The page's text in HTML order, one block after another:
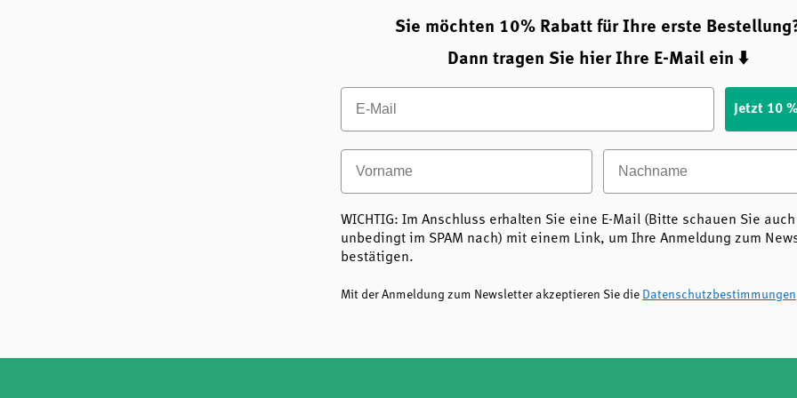
Sie möchten 10% Rabatt für Ihre erste
Dann tragen Sie hier Ihre E-Mail ein ⬇️
Email
Jetzt 10
Vorname Nachname
WICHTIG: Im Anschluss erhalten Sie eine E-Mail (Bitte schauen Sie auch
unbedingt im SPAM nach) mit einem Link, um Ihre Anmeldung zum
bestätigen.
Mit der Anmeldung zum Newsletter akzeptieren Sie die Datenschutzbestimmungen